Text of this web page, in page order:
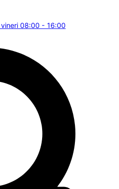
08:00 - 16:00